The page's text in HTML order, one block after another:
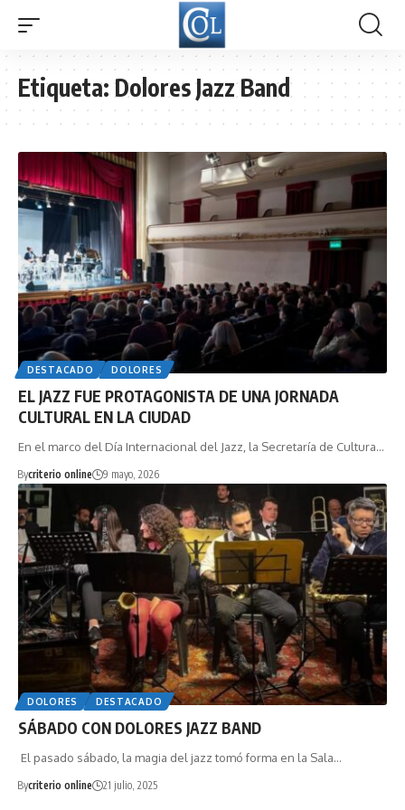
Etiqueta:Dolores Jazz Band
DESTACADO DOLORES
EL JAZZ FUE PROTAGONISTA DE UNA JORNADA
CULTURAL EN LA CIUDAD
En el marco del Día Internacional del Jazz, la Secretaría de Cultura…
Bycriterio online 9 mayo, 2026
DOLORES DESTACADO
SÁBADO CON DOLORES JAZZ BAND
El pasado sábado, la magia del jazz tomó forma en la Sala…
Bycriterio online 21 julio, 2025